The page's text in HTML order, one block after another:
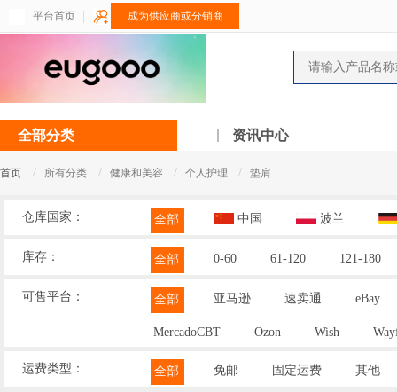
平台首页 成为供应商或分销商
全部分类 资讯中心
首页 / 所有分类 / 健康和美容 / 个人护理 / 垫肩
仓库国家： 全部 中国 波兰
库存： 全部 0-60 61-120 121-180
可售平台： 全部 亚马逊 速卖通 eBay
MercadoCBT Ozon Wish
运费类型： 全部 免邮 固定运费 其他